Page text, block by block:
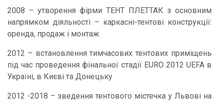
2008 – утворення фірми ТЕНТ ПЛЕТТАК з основним
напрямком діяльності – каркасні-тентові конструкції:
оренда, продаж і монтаж
2012 – встановлення тимчасових тентових приміщень
під час проведення фінальної стадії EURO 2012 UEFA в
Україні, в Києві та Донецьку
2012 -2018 – зведення тентового містечка у Львові на